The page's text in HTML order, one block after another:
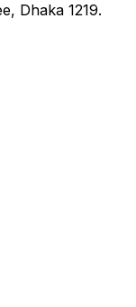
Dhaka 1219.